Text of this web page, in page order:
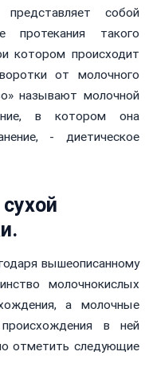
представляет собой
протекания такого
котором происходит
от молочного
называют молочной
в котором она
- диетическое
вышеописанному
молочнокислых
а молочные
в ней
отметить следующие